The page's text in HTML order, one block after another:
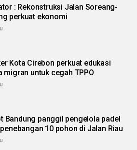
Soreang-
perkuat ekonomi
Kota Cirebon perkuat edukasi
migran untuk cegah TPPO
Bandung panggil pengelola padel
10 pohon di Jalan Riau